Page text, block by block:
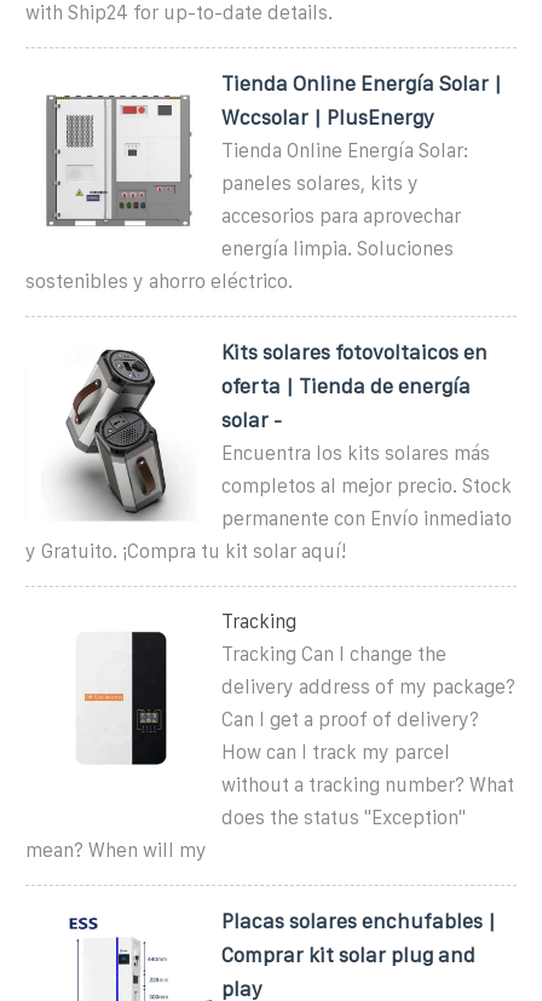
with Ship24 for up-to-date details.
Tienda Online Energía Solar |
Wccsolar | PlusEnergy
Tienda Online Energía Solar:
paneles solares, kits y
accesorios para aprovechar
energía limpia. Soluciones
sostenibles y ahorro eléctrico.
Kits solares fotovoltaicos en
oferta | Tienda de energía
solar -
Encuentra los kits solares más
completos al mejor precio. Stock
permanente con Envío inmediato
y Gratuito. ¡Compra tu kit solar aquí!
Tracking
Tracking Can I change the
delivery address of my package?
Can I get a proof of delivery?
How can I track my parcel
without a tracking number? What
does the status ''Exception''
mean? When will my
Placas solares enchufables |
Comprar kit solar plug and
play